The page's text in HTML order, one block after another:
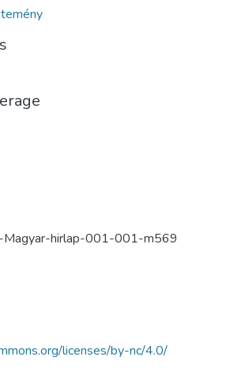
hirlap-001-001-m569
licenses/by-nc/4.0/